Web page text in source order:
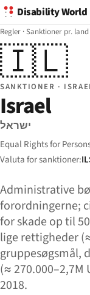
Disability World
Regler ·Sanktioner pr. land
🇮🇱
SANKTIONER ·
Israel
ישראל
Equal Rights for
Valuta for sanktioner:
Administrative
forordningerne;
for skade op til
lige rettigheder
gruppesøgsmål,
(≈
2018.